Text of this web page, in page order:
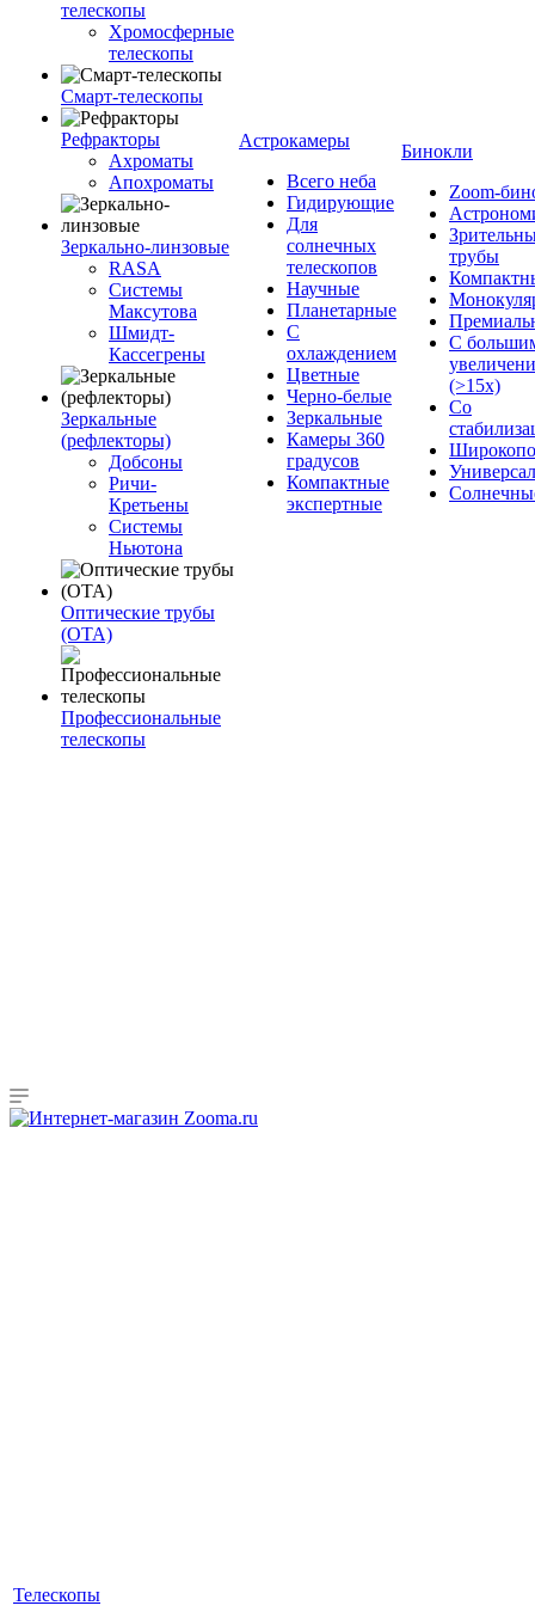
телескопы
Хромосферные
телескопы
Смарт-телескопы
Рефракторы
Ахроматы
Апохроматы
Зеркально-линзовые
RASA
Системы
Максутова
Шмидт-
Кассегрены
Зеркальные
(рефлекторы)
Добсоны
Ричи-
Кретьены
Системы
Ньютона
Оптические трубы
(OTA)
Профессиональные
телескопы
Астрокамеры
Всего неба
Гидирующие
Для
солнечных
телескопов
Научные
Планетарные
С
охлаждением
Цветные
Черно-белые
Зеркальные
Камеры 360
градусов
Компактные
экспертные
Бинокли
Zoom-
трубы
С
(>15x)
Со
Телескопы